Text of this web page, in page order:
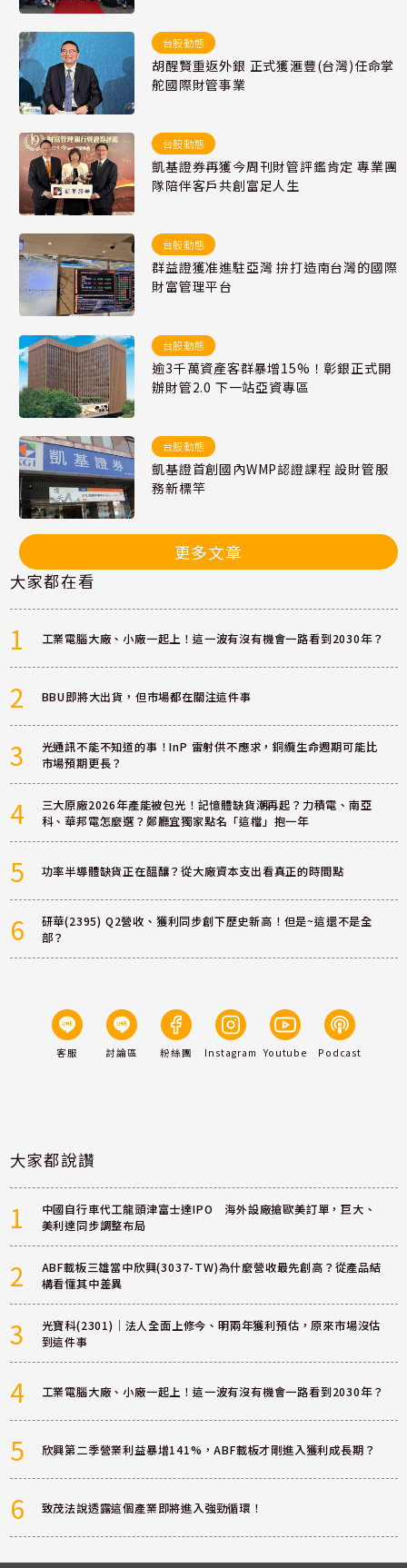
台股動態
胡醒賢重返外銀 正式獲滙豐(台灣)任命掌
舵國際財管事業
台股動態
凱基證券再獲今周刊財管評鑑肯定 專業團
隊陪伴客戶共創富足人生
台股動態
群益證獲准進駐亞灣 拚打造南台灣的國際
財富管理平台
台股動態
逾3千萬資產客群暴增15%！彰銀正式開
辦財管2.0 下一站亞資專區
台股動態
凱基證首創國內WMP認證課程 設財管服
務新標竿
更多文章
大家都在看
1 工業電腦大廠、小廠一起上！這一波有沒有機會一路看到2030年？
2 BBU即將大出貨，但市場都在關注這件事
3
光通訊不能不知道的事！InP 雷射供不應求，銅纜生命週期可能比
市場預期更長？
4
三大原廠2026年產能被包光！記憶體缺貨潮再起？力積電、南亞
科、華邦電怎麼選？鄭廳宜獨家點名「這檔」抱一年
5 功率半導體缺貨正在醞釀？從大廠資本支出看真正的時間點
6
研華(2395) Q2營收、獲利同步創下歷史新高！但是~這還不是全
部？
客服 討論區 粉絲團 Instagram Youtube Podcast
大家都說讚
1
中國自行車代工龍頭津富士達IPO 海外設廠搶歐美訂單，巨大、
美利達同步調整布局
2
ABF載板三雄當中欣興(3037-TW)為什麼營收最先創高？從產品結
構看懂其中差異
3
光寶科(2301)｜法人全面上修今、明兩年獲利預估，原來市場沒估
到這件事
4 工業電腦大廠、小廠一起上！這一波有沒有機會一路看到2030年？
5 欣興第二季營業利益暴增141%，ABF載板才剛進入獲利成長期？
6 致茂法說透露這個產業即將進入強勁循環！